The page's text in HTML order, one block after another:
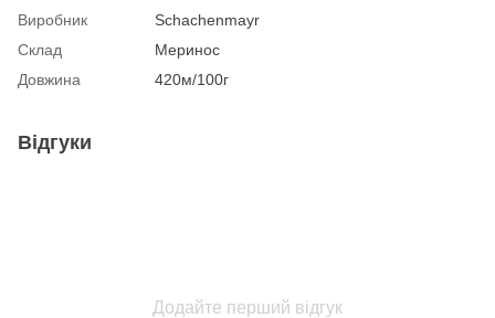
Виробник
Schachenmayr
Склад
Меринос
Довжина
420м/100г
Відгуки
Додайте перший відгук